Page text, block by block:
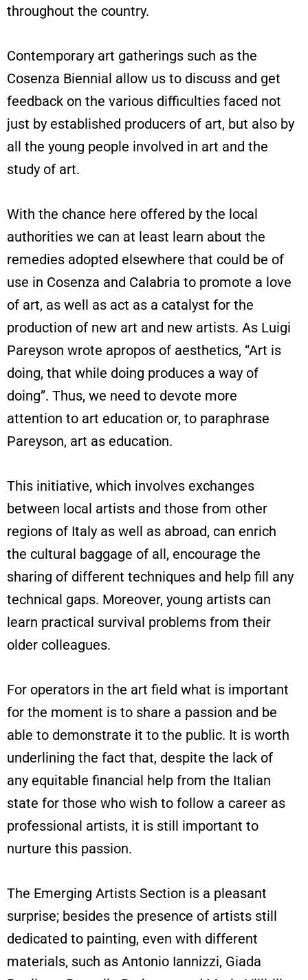
throughout the country.
Contemporary art gatherings such as the
Cosenza Biennial allow us to discuss and get
feedback on the various difficulties faced not
just by established producers of art, but also by
all the young people involved in art and the
study of art.
With the chance here offered by the local
authorities we can at least learn about the
remedies adopted elsewhere that could be of
use in Cosenza and Calabria to promote a love
of art, as well as act as a catalyst for the
production of new art and new artists. As Luigi
Pareyson wrote apropos of aesthetics, “Art is
doing, that while doing produces a way of
doing”. Thus, we need to devote more
attention to art education or, to paraphrase
Pareyson, art as education.
This initiative, which involves exchanges
between local artists and those from other
regions of Italy as well as abroad, can enrich
the cultural baggage of all, encourage the
sharing of different techniques and help fill any
technical gaps. Moreover, young artists can
learn practical survival problems from their
older colleagues.
For operators in the art field what is important
for the moment is to share a passion and be
able to demonstrate it to the public. It is worth
underlining the fact that, despite the lack of
any equitable financial help from the Italian
state for those who wish to follow a career as
professional artists, it is still important to
nurture this passion.
The Emerging Artists Section is a pleasant
surprise; besides the presence of artists still
dedicated to painting, even with different
materials, such as Antonio Iannizzi, Giada